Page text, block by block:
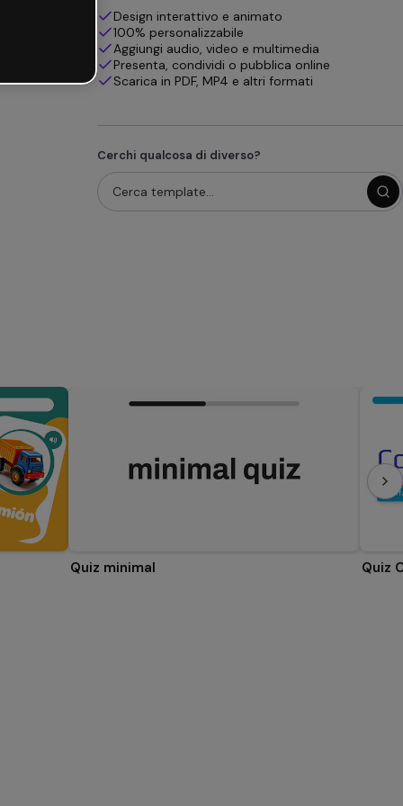
Design interattivo e animato
100% personalizzabile
Aggiungi audio, video e multimedia
Presenta, condividi o pubblica online
Scarica in PDF, MP4 e altri formati
Cerchi qualcosa di diverso?
Quiz minimal Quiz